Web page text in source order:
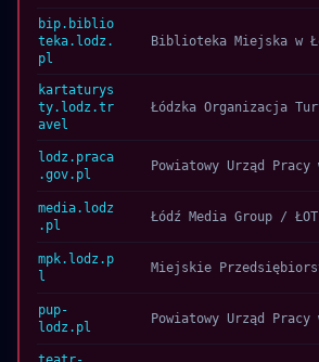
bip.biblio
teka.lodz.
pl
kartaturys
ty.lodz.tr
avel
lodz.praca
.gov.pl
media.lodz
.pl
Łódź Media Group / ŁOT
mpk.lodz.p
l
pup-
lodz.pl